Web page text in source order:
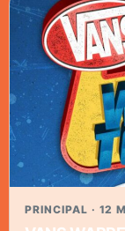
PRINCIPAL · 12